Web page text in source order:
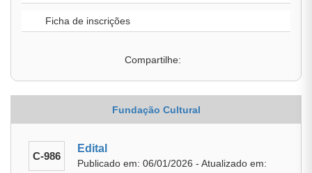
Ficha de inscrições
Compartilhe:
Fundação Cultural
C-986
Edital
Publicado em: 06/01/2026 - Atualizado em: